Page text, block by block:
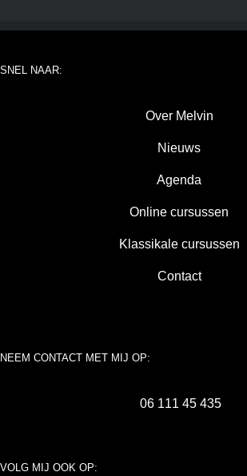
SNEL NAAR:
Over Melvin
Nieuws
Agenda
Online cursussen
Klassikale cursussen
Contact
NEEM CONTACT MET MIJ OP:
06 111 45 435
VOLG MIJ OOK OP: